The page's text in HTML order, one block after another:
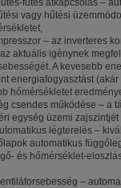
fűtés átkapcsolás –
vagy hűtési
– az inverteres
aktuális igénynek
A kevesebb
energiafogyasztást
hőmérsékletet
csendes működése – a
egység üzemi zajszintjét
légterelés –
automatikus
és hőmérséklet-
–